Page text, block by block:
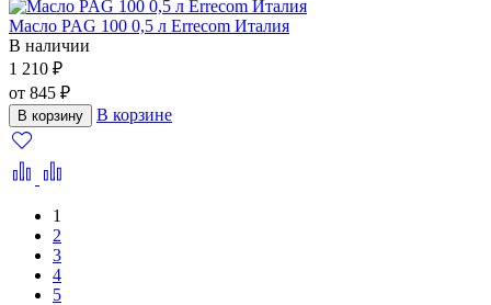
Масло PAG 100 0,5 л Errecom Италия
В наличии
1 210 ₽
от 845 ₽
В корзину В корзине
1
2
3
4
5